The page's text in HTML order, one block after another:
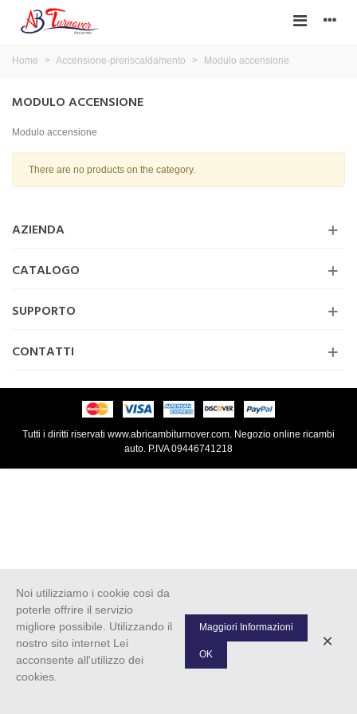
Home > Accensione-preriscaldamento > Modulo accensione
MODULO ACCENSIONE
Modulo accensione
There are no products on the category.
AZIENDA
CATALOGO
SUPPORTO
CONTATTI
Tutti i diritti riservati www.abricambiturnover.com. Negozio online ricambi
auto. P.IVA 09446741218
Noi utilizziamo i cookie così da
poterle offrire il servizio
migliore possibile. Utilizzando il
nostro sito internet Lei
acconsente all'utilizzo dei
cookies.
Maggiori Informazioni
OK
×